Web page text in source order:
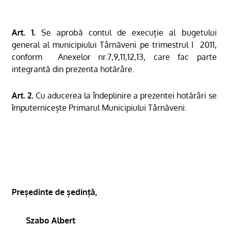
Art. 1. Se aprobă contul de execuție al bugetului
general al municipiului Târnăveni pe trimestrul I
2011,
conform
Anexelor nr.7,9,11,12,13, care fac parte
integrantă din prezenta hotărâre.
Art. 2. Cu aducerea la îndeplinire a prezentei hotărâri se
împuternicește Primarul Municipiului Târnăveni.
Președinte de ședință,
Szabo Albert